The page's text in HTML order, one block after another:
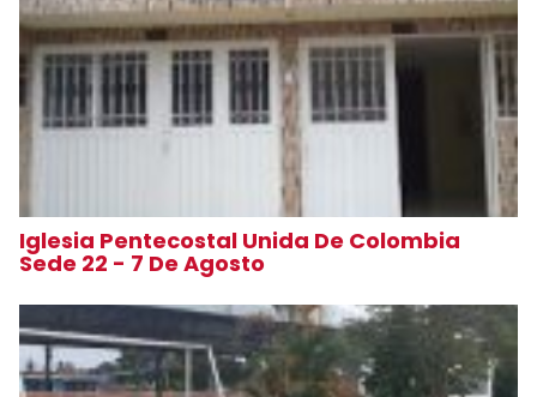
Iglesia Pentecostal Unida De Colombia
Sede 22 - 7 De Agosto